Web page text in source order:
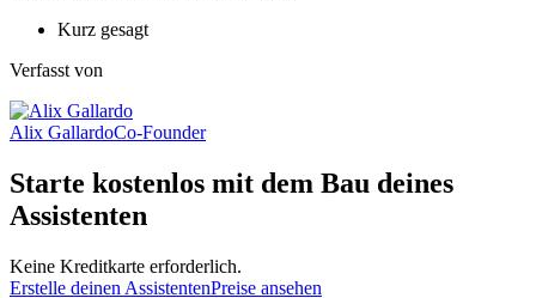
Kurz gesagt
Verfasst von
Alix GallardoCo-Founder
Starte kostenlos mit dem Bau deines
Assistenten
Keine Kreditkarte erforderlich.
Erstelle deinen AssistentenPreise ansehen